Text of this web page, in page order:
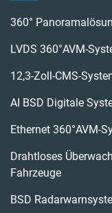
360°
LVDS 360°AVM-
12,3-Zoll-CMS-
AI BSD Digitale
Ethernet 360°AVM-
Drahtloses
Fahrzeuge
BSD